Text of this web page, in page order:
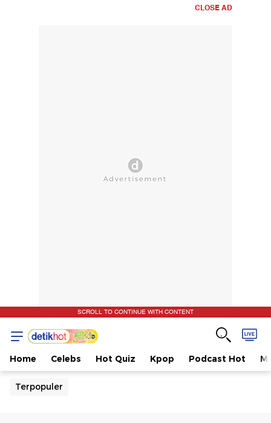
CLOSE AD
SCROLL TO CONTINUE WITH CONTENT
Home Celebs Hot Quiz Kpop Podcast Hot
Terpopuler